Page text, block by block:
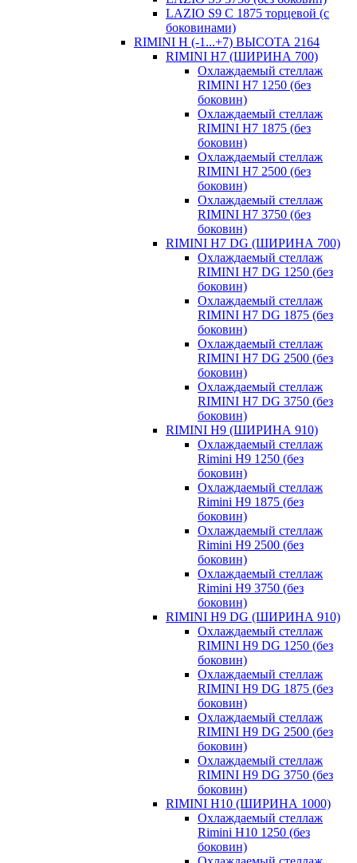
LAZIO S9 C 1875 торцевой (с
боковинами)
RIMINI H (-1...+7) ВЫСОТА 2164
RIMINI H7 (ШИРИНА 700)
Охлаждаемый стеллаж
RIMINI H7 1250 (без
боковин)
Охлаждаемый стеллаж
RIMINI H7 1875 (без
боковин)
Охлаждаемый стеллаж
RIMINI H7 2500 (без
боковин)
Охлаждаемый стеллаж
RIMINI H7 3750 (без
боковин)
RIMINI H7 DG (ШИРИНА 700)
Охлаждаемый стеллаж
RIMINI H7 DG 1250 (без
боковин)
Охлаждаемый стеллаж
RIMINI H7 DG 1875 (без
боковин)
Охлаждаемый стеллаж
RIMINI H7 DG 2500 (без
боковин)
Охлаждаемый стеллаж
RIMINI H7 DG 3750 (без
боковин)
RIMINI H9 (ШИРИНА 910)
Охлаждаемый стеллаж
Rimini H9 1250 (без
боковин)
Охлаждаемый стеллаж
Rimini H9 1875 (без
боковин)
Охлаждаемый стеллаж
Rimini H9 2500 (без
боковин)
Охлаждаемый стеллаж
Rimini H9 3750 (без
боковин)
RIMINI H9 DG (ШИРИНА 910)
Охлаждаемый стеллаж
RIMINI H9 DG 1250 (без
боковин)
Охлаждаемый стеллаж
RIMINI H9 DG 1875 (без
боковин)
Охлаждаемый стеллаж
RIMINI H9 DG 2500 (без
боковин)
Охлаждаемый стеллаж
RIMINI H9 DG 3750 (без
боковин)
RIMINI H10 (ШИРИНА 1000)
Охлаждаемый стеллаж
Rimini H10 1250 (без
боковин)